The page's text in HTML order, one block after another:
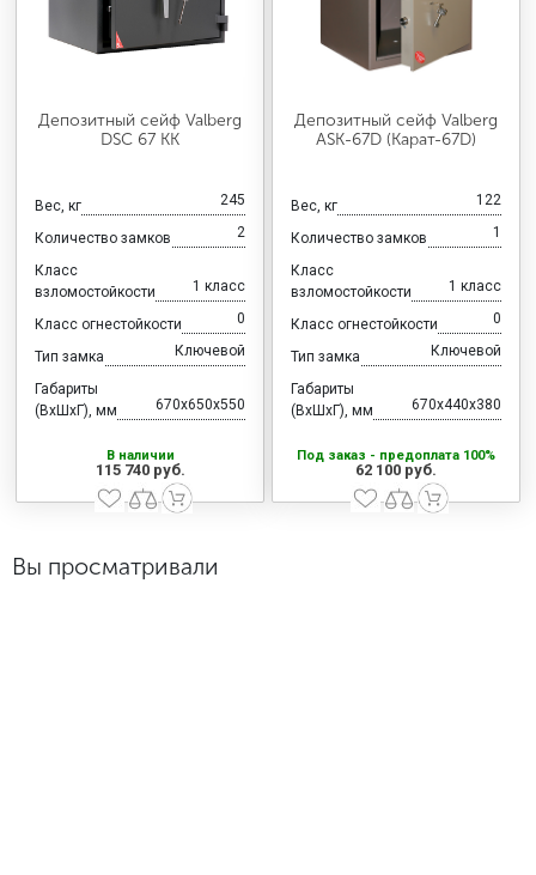
Депозитный сейф Valberg
DSC 67 KK
Вес, кг 245
Количество замков 2
Класс
взломостойкости
1 класс
Класс огнестойкости 0
Тип замка Ключевой
Габариты
(ВхШхГ), мм
670x650x550
В наличии
115 740 руб.
Депозитный сейф Valberg
ASK-67D (Карат-67D)
Вес, кг 122
Количество замков 1
Класс
взломостойкости
1 класс
Класс огнестойкости 0
Тип замка Ключевой
Габариты
(ВхШхГ), мм
670x440x380
Под заказ - предоплата 100%
62 100 руб.
Вы просматривали